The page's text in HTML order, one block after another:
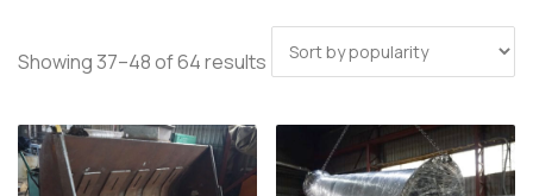
Showing 37–48 of 64 results